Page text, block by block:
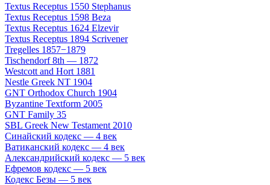
Textus Receptus 1550 Stephanus
Textus Receptus 1598 Beza
Textus Receptus 1624 Elzevir
Textus Receptus 1894 Scrivener
Tregelles 1857−1879
Tischendorf 8th — 1872
Westcott and Hort 1881
Nestle Greek NT 1904
GNT Orthodox Church 1904
Byzantine Textform 2005
GNT Family 35
SBL Greek New Testament 2010
Синайский кодекс — 4 век
Ватиканский кодекс — 4 век
Александрийский кодекс — 5 век
Ефремов кодекс — 5 век
Кодекс Безы — 5 век